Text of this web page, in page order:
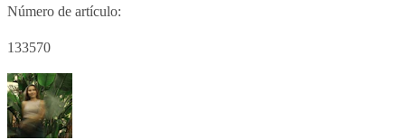
Número de artículo:
133570